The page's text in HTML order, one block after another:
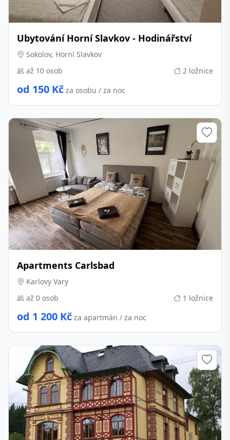
Ubytování Horní Slavkov - Hodinářství
Sokolov, Horní Slavkov
až 10 osob
2 ložnice
od 150 Kč za osobu / za noc
Apartments Carlsbad
Karlovy Vary
až 0 osob
1 ložnice
od 1 200 Kč za apartmán / za noc